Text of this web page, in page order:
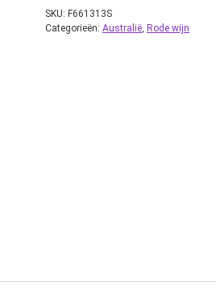
SKU: F661313S
Categorieën: Australië, Rode wijn